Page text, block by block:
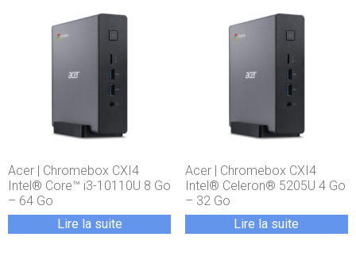
Acer | Chromebox CXI4
Intel® Core™ i3-10110U 8 Go
– 64 Go
Lire la suite
Acer | Chromebox CXI4
Intel® Celeron® 5205U 4 Go
– 32 Go
Lire la suite